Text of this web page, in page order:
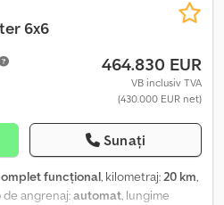
6x6
464.830 EUR
VB inclusiv TVA
(430.000 EUR net)
Sunați
funcțional, kilometraj:20 km,
de angrenaj:automat, lungime